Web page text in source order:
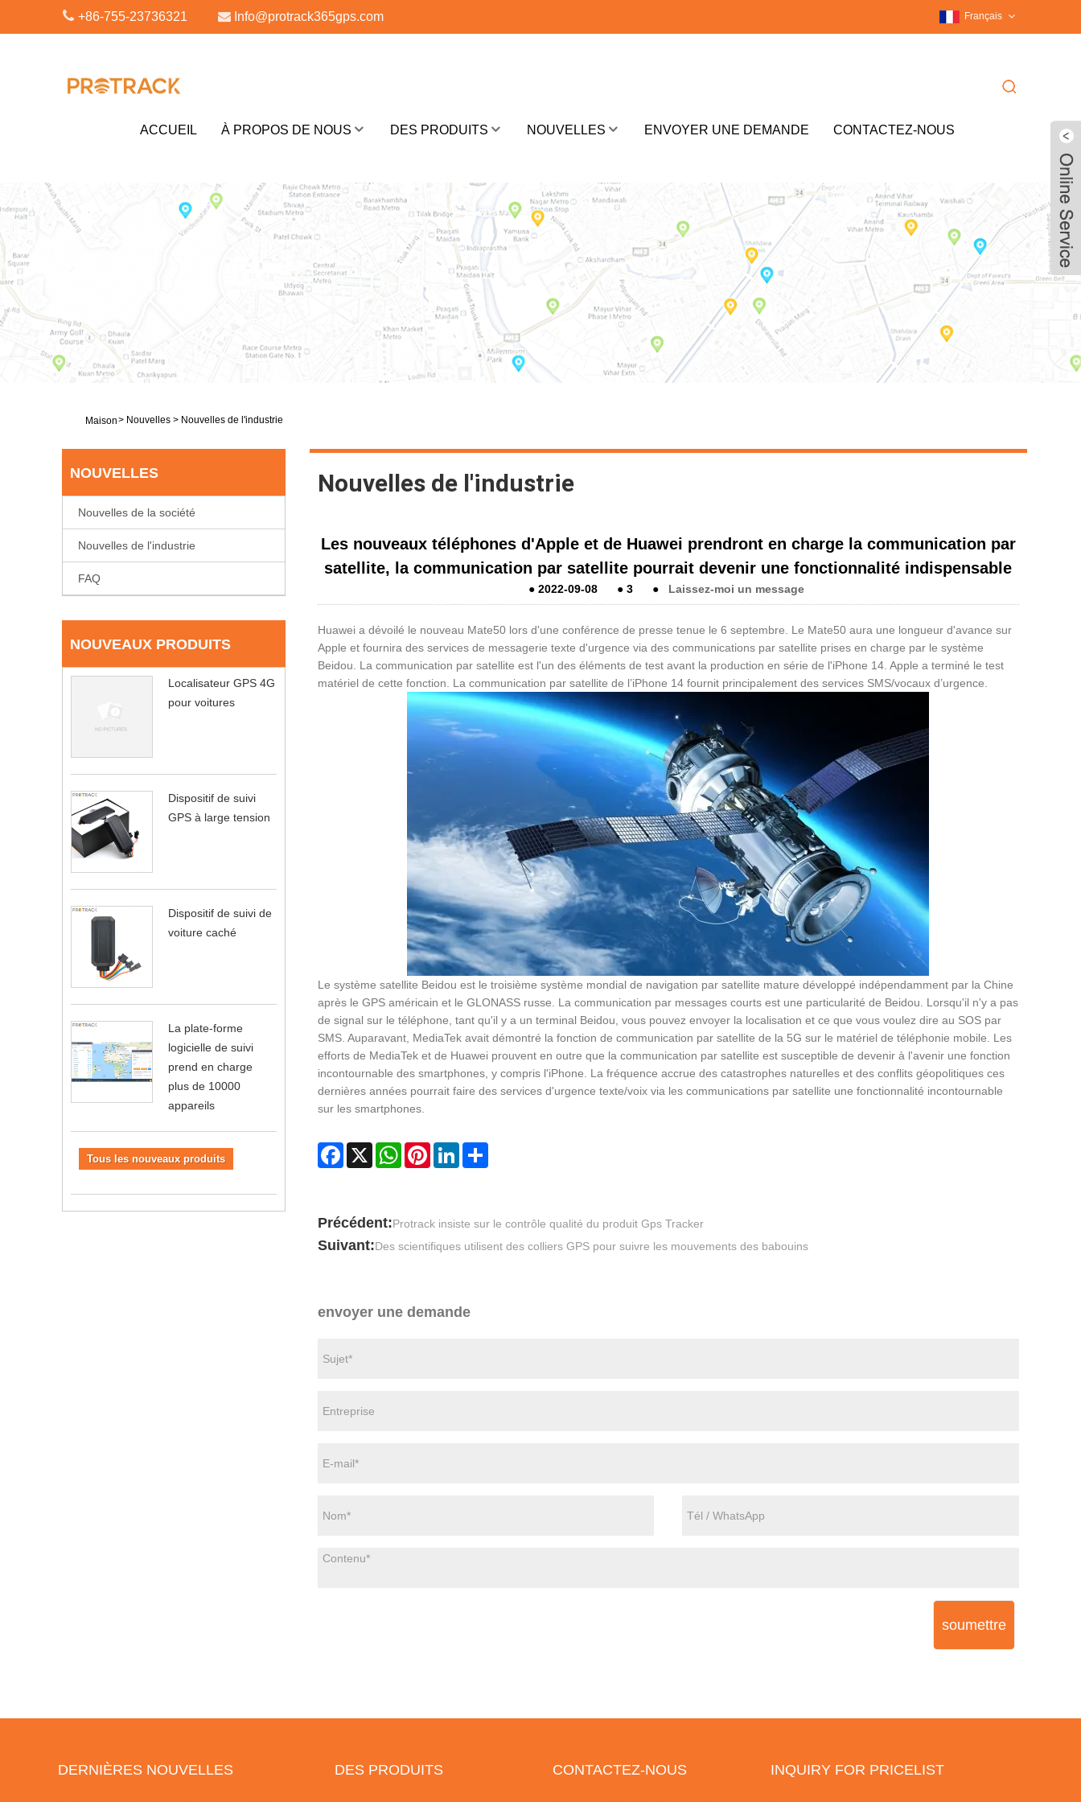
+86-755-23736321 Info@protrack365gps.com Français
ACCUEIL À PROPOS DE NOUS DES PRODUITS NOUVELLES ENVOYER UNE DEMANDE CONTACTEZ-NOUS
Maison> Nouvelles > Nouvelles de l'industrie
NOUVELLES
Nouvelles de la société
Nouvelles de l'industrie
FAQ
NOUVEAUX PRODUITS
Localisateur GPS 4G
pour voitures
Dispositif de suivi
GPS à large tension
Dispositif de suivi de
voiture caché
La plate-forme
logicielle de suivi
prend en charge
plus de 10000
appareils
Tous les nouveaux produits
Nouvelles de l'industrie
Les nouveaux téléphones d'Apple et de Huawei prendront en charge la communication par
satellite, la communication par satellite pourrait devenir une fonctionnalité indispensable
● 2022-09-08 ● 3 ● Laissez-moi un message
Huawei a dévoilé le nouveau Mate50 lors d'une conférence de presse tenue le 6 septembre. Le Mate50 aura une longueur d'avance sur
Apple et fournira des services de messagerie texte d'urgence via des communications par satellite prises en charge par le système
Beidou. La communication par satellite est l'un des éléments de test avant la production en série de l'iPhone 14. Apple a terminé le test
matériel de cette fonction. La communication par satellite de l’iPhone 14 fournit principalement des services SMS/vocaux d’urgence.
Le système satellite Beidou est le troisième système mondial de navigation par satellite mature développé indépendamment par la Chine
après le GPS américain et le GLONASS russe. La communication par messages courts est une particularité de Beidou. Lorsqu'il n'y a pas
de signal sur le téléphone, tant qu'il y a un terminal Beidou, vous pouvez envoyer la localisation et ce que vous voulez dire au SOS par
SMS. Auparavant, MediaTek avait démontré la fonction de communication par satellite de la 5G sur le matériel de téléphonie mobile. Les
efforts de MediaTek et de Huawei prouvent en outre que la communication par satellite est susceptible de devenir à l'avenir une fonction
incontournable des smartphones, y compris l'iPhone. La fréquence accrue des catastrophes naturelles et des conflits géopolitiques ces
dernières années pourrait faire des services d'urgence texte/voix via les communications par satellite une fonctionnalité incontournable
sur les smartphones.
Facebook
X WhatsAppPinterestLinkedInShare
Précédent:Protrack insiste sur le contrôle qualité du produit Gps Tracker
Suivant:Des scientifiques utilisent des colliers GPS pour suivre les mouvements des babouins
envoyer une demande
soumettre
DERNIÈRES NOUVELLES DES PRODUITS CONTACTEZ-NOUS INQUIRY FOR PRICELIST